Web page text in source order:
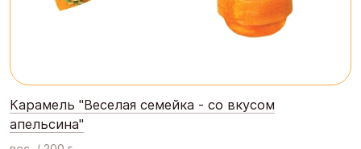
Карамель "Веселая семейка - со вкусом
апельсина"